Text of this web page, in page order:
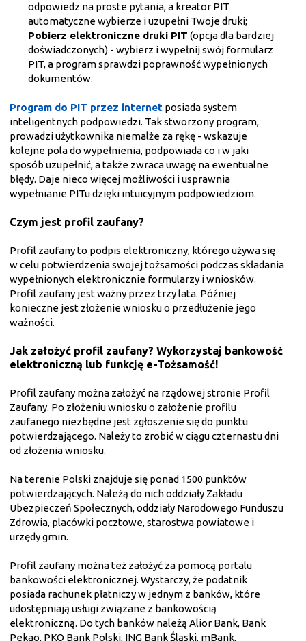
odpowiedz na proste pytania, a kreator PIT
automatyczne wybierze i uzupełni Twoje druki;
Pobierz elektroniczne druki PIT (opcja dla bardziej
doświadczonych) - wybierz i wypełnij swój formularz
PIT, a program sprawdzi poprawność wypełnionych
dokumentów.
Program do PIT przez internet posiada system
inteligentnych podpowiedzi. Tak stworzony program,
prowadzi użytkownika niemalże za rękę - wskazuje
kolejne pola do wypełnienia, podpowiada co i w jaki
sposób uzupełnić, a także zwraca uwagę na ewentualne
błędy. Daje nieco więcej możliwości i usprawnia
wypełnianie PITu dzięki intuicyjnym podpowiedziom.
Czym jest profil zaufany?
Profil zaufany to podpis elektroniczny, którego używa się
w celu potwierdzenia swojej tożsamości podczas składania
wypełnionych elektronicznie formularzy i wniosków.
Profil zaufany jest ważny przez trzy lata. Później
konieczne jest złożenie wniosku o przedłużenie jego
ważności.
Jak założyć profil zaufany? Wykorzystaj bankowość
elektroniczną lub funkcję e-Tożsamość!
Profil zaufany można założyć na rządowej stronie Profil
Zaufany. Po złożeniu wniosku o założenie profilu
zaufanego niezbędne jest zgłoszenie się do punktu
potwierdzającego. Należy to zrobić w ciągu czternastu dni
od złożenia wniosku.
Na terenie Polski znajduje się ponad 1500 punktów
potwierdzających. Należą do nich oddziały Zakładu
Ubezpieczeń Społecznych, oddziały Narodowego Funduszu
Zdrowia, placówki pocztowe, starostwa powiatowe i
urzędy gmin.
Profil zaufany można też założyć za pomocą portalu
bankowości elektronicznej. Wystarczy, że podatnik
posiada rachunek płatniczy w jednym z banków, które
udostępniają usługi związane z bankowością
elektroniczną. Do tych banków należą Alior Bank, Bank
Pekao, PKO Bank Polski, ING Bank Śląski, mBank,